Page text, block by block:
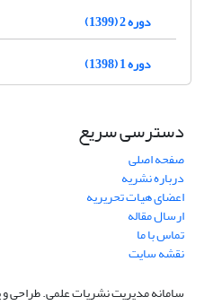
دوره 2 (1399)
دوره 1 (1398)
دسترسی سریع
صفحه اصلی
درباره نشریه
اعضای هیات تحریریه
ارسال مقاله
تماس با ما
نقشه سایت
سامانه مدیریت نشریات علمی.طراحی و